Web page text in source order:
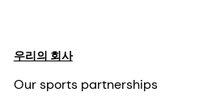
우리의 회사
Our sports partnerships